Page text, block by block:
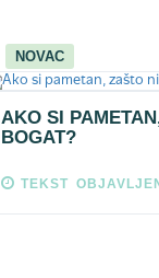
NOVAC
AKO SI
BOGAT?
TEKST